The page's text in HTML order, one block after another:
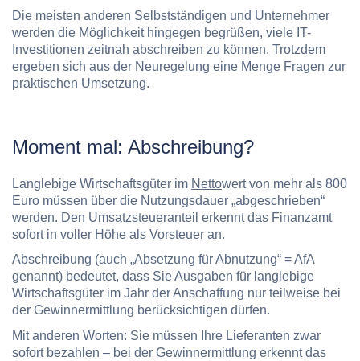
Die meisten anderen Selbstständigen und Unternehmer
werden die Möglichkeit hingegen begrüßen, viele IT-
Investitionen zeitnah abschreiben zu können. Trotzdem
ergeben sich aus der Neuregelung eine Menge Fragen zur
praktischen Umsetzung.
Moment mal: Abschreibung?
Langlebige Wirtschaftsgüter im Nettowert von mehr als 800
Euro müssen über die Nutzungsdauer „abgeschrieben“
werden. Den Umsatzsteueranteil erkennt das Finanzamt
sofort in voller Höhe als Vorsteuer an.
Abschreibung (auch „Absetzung für Abnutzung“ = AfA
genannt) bedeutet, dass Sie Ausgaben für langlebige
Wirtschaftsgüter im Jahr der Anschaffung nur teilweise bei
der Gewinnermittlung berücksichtigen dürfen.
Mit anderen Worten: Sie müssen Ihre Lieferanten zwar
sofort bezahlen – bei der Gewinnermittlung erkennt das